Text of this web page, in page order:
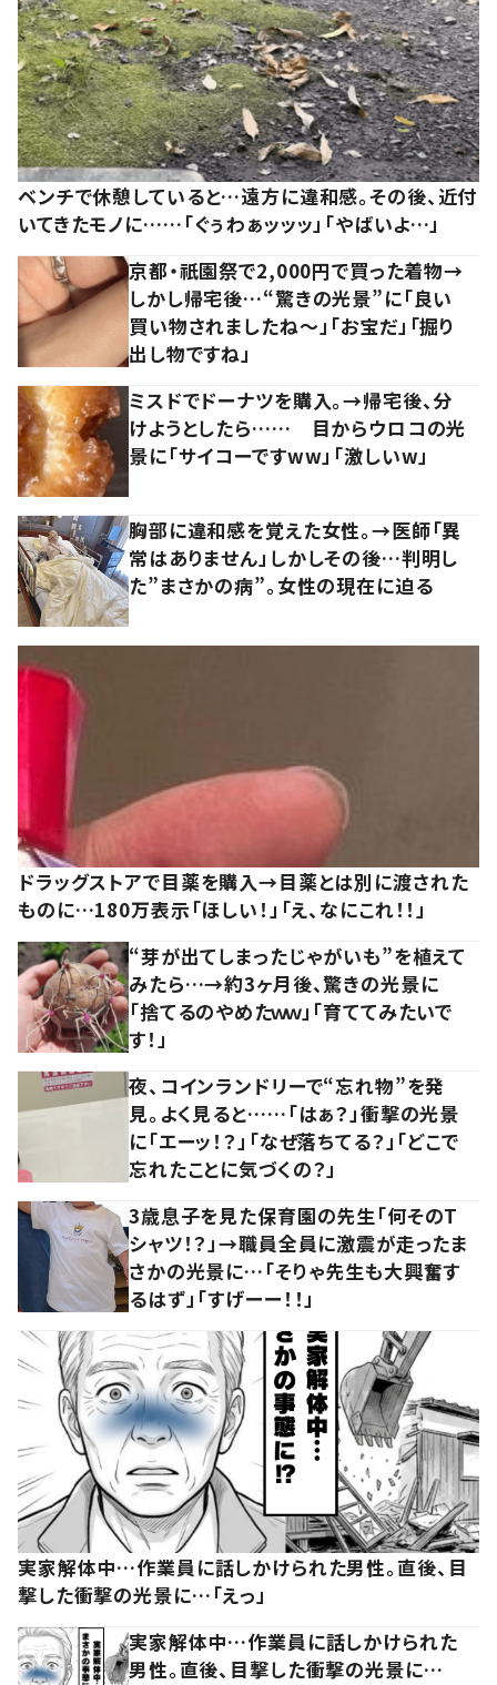
ベンチで休憩していると…遠方に違和感。その後、近付
いてきたモノに……「ぐぅわぁッッッ」「やばいよ…」
京都・祇園祭で2,000円で買った着物→
しかし帰宅後…“驚きの光景”に「良い
買い物されましたね～」「お宝だ」「掘り
出し物ですね」
ミスドでドーナツを購入。→帰宅後、分
けようとしたら…… 目からウロコの光
景に「サイコーですww」「激しいw」
胸部に違和感を覚えた女性。→医師「異
常はありません」しかしその後…判明し
た”まさかの病”。女性の現在に迫る
ドラッグストアで目薬を購入→目薬とは別に渡された
ものに…180万表示「ほしい！」「え、なにこれ！！」
“芽が出てしまったじゃがいも”を植えて
みたら…→約3ヶ月後、驚きの光景に
「捨てるのやめたｗｗ」「育ててみたいで
す！」
夜、コインランドリーで“忘れ物”を発
見。よく見ると……「はぁ？」衝撃の光景
に「エーッ！？」「なぜ落ちてる？」「どこで
忘れたことに気づくの？」
3歳息子を見た保育園の先生「何そのT
シャツ！？」→職員全員に激震が走ったま
さかの光景に…「そりゃ先生も大興奮す
るはず」「すげーー！！」
実家解体中…作業員に話しかけられた男性。直後、目
撃した衝撃の光景に…「えっ」
実家解体中…作業員に話しかけられた
男性。直後、目撃した衝撃の光景に…